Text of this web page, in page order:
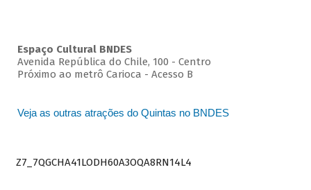
Espaço Cultural BNDES
Avenida República do Chile, 100 - Centro
Próximo ao metrô Carioca - Acesso B
Veja as outras atrações do Quintas no BNDES
Z7_7QGCHA41LODH60A3OQA8RN14L4